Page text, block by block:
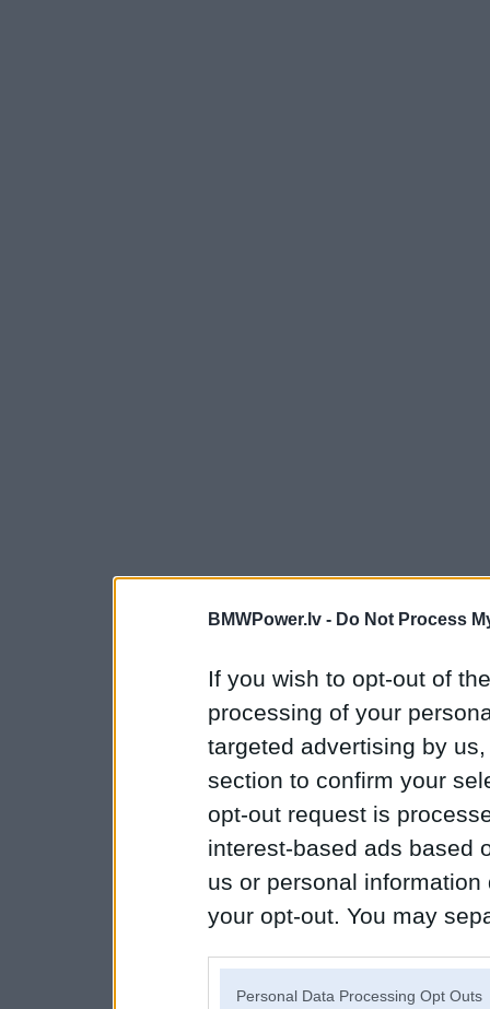
BMWPower.lv - Do Not Process
If you wish to opt-out of
processing of your
targeted advertising by
section to confirm your
opt-out request is
interest-based ads based
us or personal
your opt-out. You may
Personal Data Processing Opt Outs